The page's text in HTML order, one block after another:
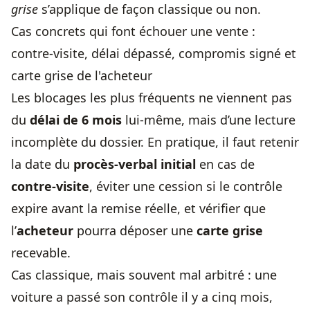
grise s’applique de façon classique ou non.
Cas concrets qui font échouer une vente :
contre-visite, délai dépassé, compromis signé et
carte grise de l'acheteur
Les blocages les plus fréquents ne viennent pas
du délai de 6 mois lui-même, mais d’une lecture
incomplète du dossier. En pratique, il faut retenir
la date du procès-verbal initial en cas de
contre-visite, éviter une cession si le contrôle
expire avant la remise réelle, et vérifier que
l’acheteur pourra déposer une carte grise
recevable.
Cas classique, mais souvent mal arbitré : une
voiture a passé son contrôle il y a cinq mois,